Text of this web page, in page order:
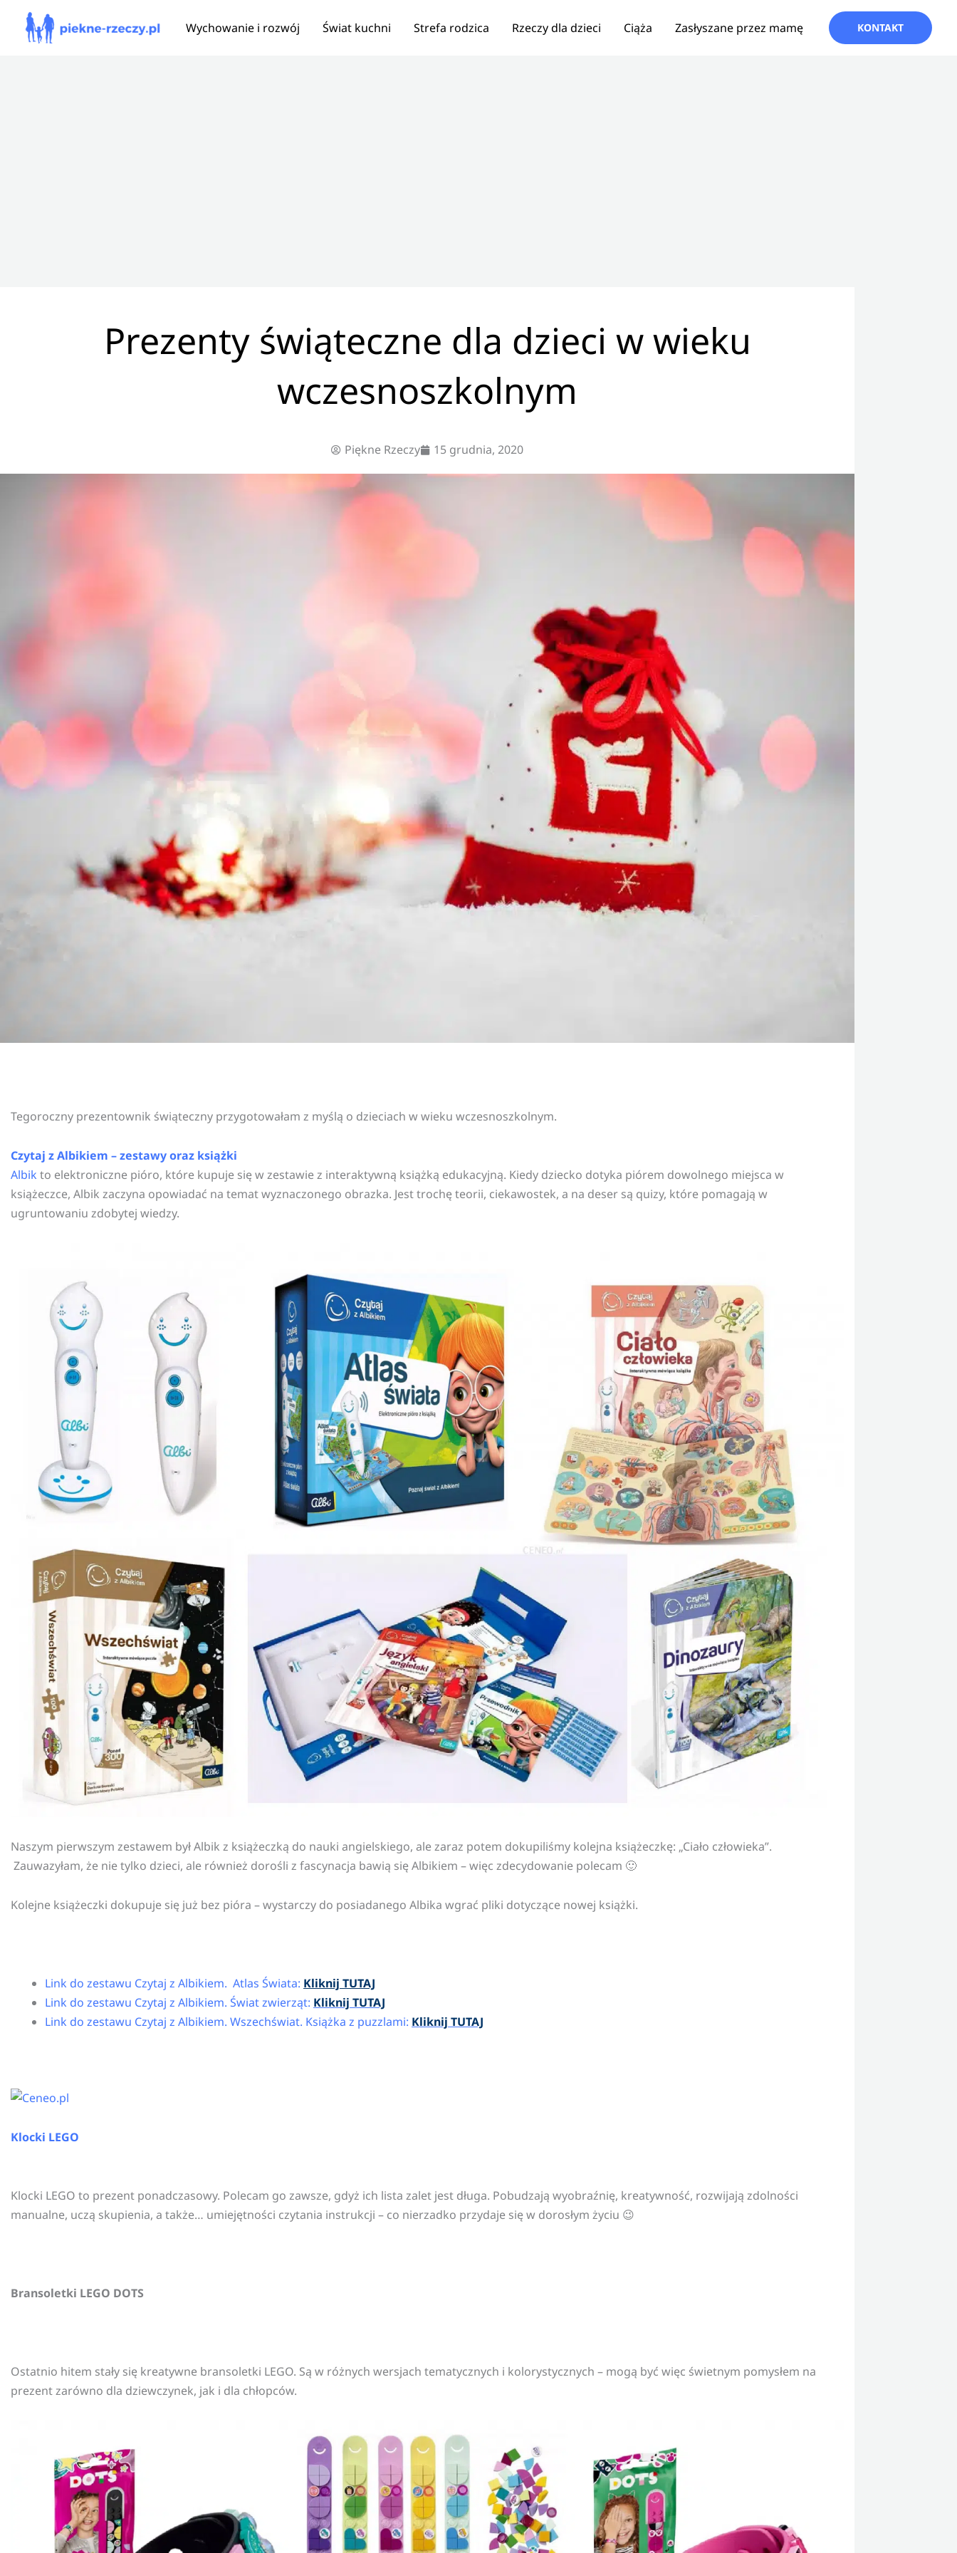
Przejdź
treści
Wychowanie i rozwój Świat kuchni Strefa rodzica Rzeczy dla dzieci Ciąża Zasłyszane przez mamę KONTAKT
Prezenty świąteczne dla dzieci w wieku
wczesnoszkolnym
Piękne Rzeczy 15 grudnia, 2020
Tegoroczny prezentownik świąteczny przygotowałam z myślą o dzieciach w wieku wczesnoszkolnym.
Czytaj z Albikiem – zestawy oraz książki
Albik to elektroniczne pióro, które kupuje się w zestawie z interaktywną książką edukacyjną. Kiedy dziecko dotyka piórem dowolnego miejsca w
książeczce, Albik zaczyna opowiadać na temat wyznaczonego obrazka. Jest trochę teorii, ciekawostek, a na deser są quizy, które pomagają w
ugruntowaniu zdobytej wiedzy.
Naszym pierwszym zestawem był Albik z książeczką do nauki angielskiego, ale zaraz potem dokupiliśmy kolejna książeczkę: „Ciało człowieka”.
Zauwazyłam, że nie tylko dzieci, ale również dorośli z fascynacja bawią się Albikiem – więc zdecydowanie polecam 🙂
Kolejne książeczki dokupuje się już bez pióra – wystarczy do posiadanego Albika wgrać pliki dotyczące nowej książki.
Link do zestawu Czytaj z Albikiem. Atlas Świata: Kliknij TUTAJ
Link do zestawu Czytaj z Albikiem. Świat zwierząt: Kliknij TUTAJ
Link do zestawu Czytaj z Albikiem. Wszechświat. Książka z puzzlami: Kliknij TUTAJ
Klocki LEGO
Klocki LEGO to prezent ponadczasowy. Polecam go zawsze, gdyż ich lista zalet jest długa. Pobudzają wyobraźnię, kreatywność, rozwijają zdolności
manualne, uczą skupienia, a także… umiejętności czytania instrukcji – co nierzadko przydaje się w dorosłym życiu 😉
Bransoletki LEGO DOTS
Ostatnio hitem stały się kreatywne bransoletki LEGO. Są w różnych wersjach tematycznych i kolorystycznych – mogą być więc świetnym pomysłem na
prezent zarówno dla dziewczynek, jak i dla chłopców.